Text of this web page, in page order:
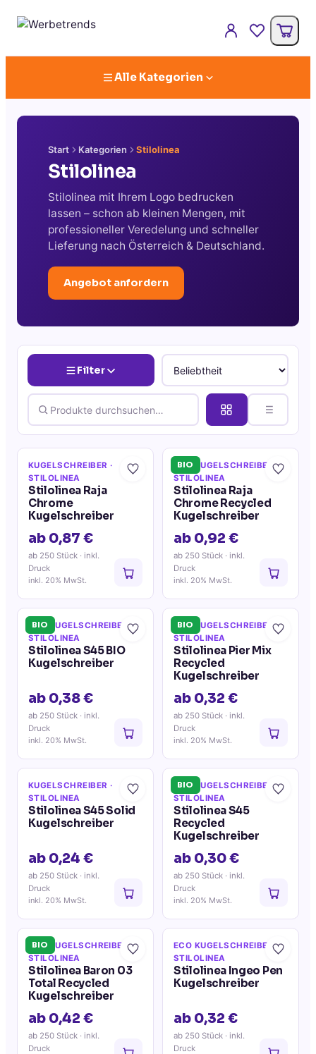
Alle Kategorien
Start Kategorien Stilolinea
Stilolinea
Stilolinea mit Ihrem Logo bedrucken
lassen – schon ab kleinen Mengen, mit
professioneller Veredelung und schneller
Lieferung nach Österreich & Deutschland.
Angebot anfordern
Filter
KUGELSCHREIBER ·
STILOLINEA
Stilolinea Raja
Chrome
Kugelschreiber
ab 0,87 €
ab 250 Stück · inkl.
Druck
inkl. 20% MwSt.
BIO
ECO KUGELSCHREIBER·
STILOLINEA
Stilolinea Raja
Chrome Recycled
Kugelschreiber
ab 0,92 €
ab 250 Stück · inkl.
Druck
inkl. 20% MwSt.
BIO
ECO KUGELSCHREIBER·
STILOLINEA
Stilolinea S45 BIO
Kugelschreiber
ab 0,38 €
ab 250 Stück · inkl.
Druck
inkl. 20% MwSt.
BIO
ECO KUGELSCHREIBER·
STILOLINEA
Stilolinea Pier Mix
Recycled
Kugelschreiber
ab 0,32 €
ab 250 Stück · inkl.
Druck
inkl. 20% MwSt.
KUGELSCHREIBER ·
STILOLINEA
Stilolinea S45 Solid
Kugelschreiber
ab 0,24 €
ab 250 Stück · inkl.
Druck
inkl. 20% MwSt.
BIO
ECO KUGELSCHREIBER·
STILOLINEA
Stilolinea S45
Recycled
Kugelschreiber
ab 0,30 €
ab 250 Stück · inkl.
Druck
inkl. 20% MwSt.
BIO
ECO KUGELSCHREIBER·
STILOLINEA
Stilolinea Baron 03
Total Recycled
Kugelschreiber
ab 0,42 €
ab 250 Stück · inkl.
Druck
ECO KUGELSCHREIBER·
STILOLINEA
Stilolinea Ingeo Pen
Kugelschreiber
ab 0,32 €
ab 250 Stück · inkl.
Druck